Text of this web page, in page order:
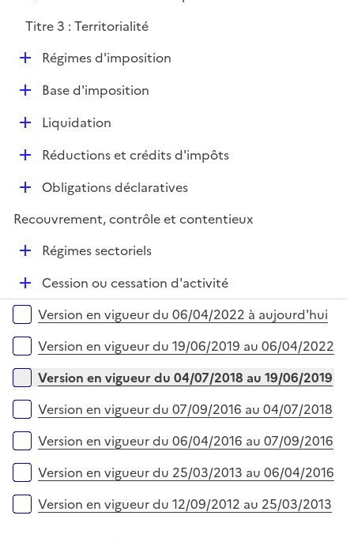
p
l
e
Titre 3 : Territorialité
DRégimes d'imposition
DBase d'imposition
D
e
Liquidation
D
i
Réductions et crédits d'impôts
D
p
r
Obligations déclaratives
Recouvrement, contrôle et contentieux
D
e
Régimes sectoriels
D
é
p
e
Cession ou cessation d'activité
Versions sur la période
Version en vigueur du 06/04/2022 à aujourd'hui
Version en vigueur du 19/06/2019 au 06/04/2022
Version en vigueur du 04/07/2018 au 19/06/2019
Version en vigueur du 07/09/2016 au 04/07/2018
Version en vigueur du 06/04/2016 au 07/09/2016
Version en vigueur du 25/03/2013 au 06/04/2016
Version en vigueur du 12/09/2012 au 25/03/2013